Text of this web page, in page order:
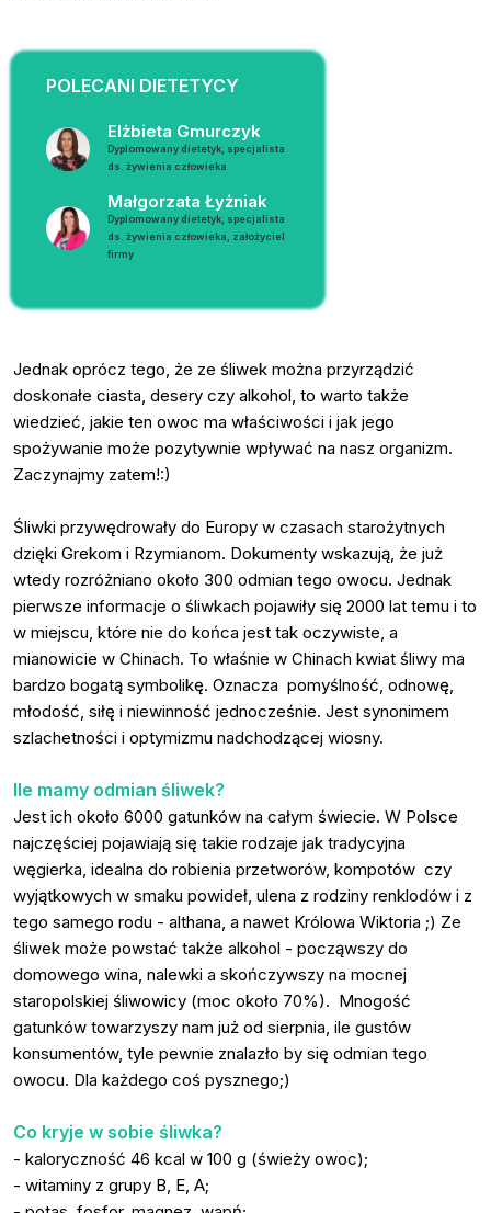
POLECANI DIETETYCY
Elżbieta Gmurczyk
Dyplomowany dietetyk, specjalista
ds. żywienia człowieka
Małgorzata Łyżniak
Dyplomowany dietetyk, specjalista
ds. żywienia człowieka, założyciel
firmy
Jednak oprócz tego, że ze śliwek można przyrządzić
doskonałe ciasta, desery czy alkohol, to warto także
wiedzieć, jakie ten owoc ma właściwości i jak jego
spożywanie może pozytywnie wpływać na nasz organizm.
Zaczynajmy zatem!:)
Śliwki przywędrowały do Europy w czasach starożytnych
dzięki Grekom i Rzymianom. Dokumenty wskazują, że już
wtedy rozróżniano około 300 odmian tego owocu. Jednak
pierwsze informacje o śliwkach pojawiły się 2000 lat temu i to
w miejscu, które nie do końca jest tak oczywiste, a
mianowicie w Chinach. To właśnie w Chinach kwiat śliwy ma
bardzo bogatą symbolikę. Oznacza pomyślność, odnowę,
młodość, siłę i niewinność jednocześnie. Jest synonimem
szlachetności i optymizmu nadchodzącej wiosny.
Ile mamy odmian śliwek?
Jest ich około 6000 gatunków na całym świecie. W Polsce
najczęściej pojawiają się takie rodzaje jak tradycyjna
węgierka, idealna do robienia przetworów, kompotów czy
wyjątkowych w smaku powideł, ulena z rodziny renklodów i z
tego samego rodu - althana, a nawet Królowa Wiktoria ;) Ze
śliwek może powstać także alkohol - począwszy do
domowego wina, nalewki a skończywszy na mocnej
staropolskiej śliwowicy (moc około 70%). Mnogość
gatunków towarzyszy nam już od sierpnia, ile gustów
konsumentów, tyle pewnie znalazło by się odmian tego
owocu. Dla każdego coś pysznego;)
Co kryje w sobie śliwka?
- kaloryczność 46 kcal w 100 g (świeży owoc);
- witaminy z grupy B, E, A;